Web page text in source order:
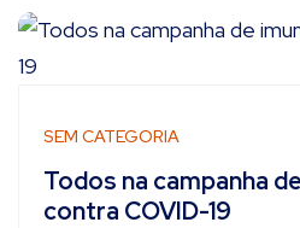
SEM CATEGORIA
Todos na campanha
contra COVID-19